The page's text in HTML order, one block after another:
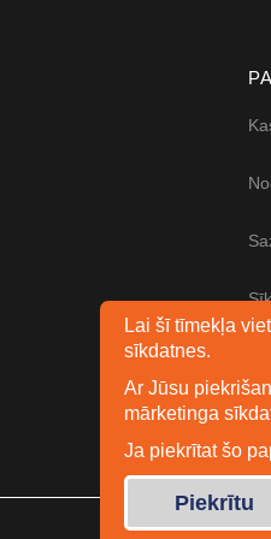
Lai šī tīmekļa
sīkdatnes.
Ar Jūsu
mārketinga
Ja piekrītat šo
Piekrītu